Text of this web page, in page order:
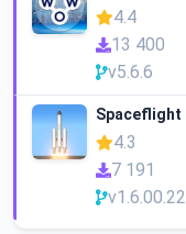
4.4
13 400
v5.6.6
Spaceflight
4.3
7 191
v1.6.00.22